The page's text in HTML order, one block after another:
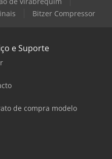
Bitzer Compressor
e Suporte
de compra modelo